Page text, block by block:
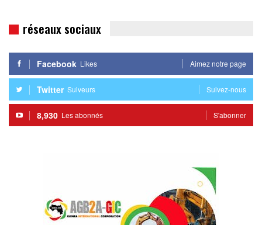
réseaux sociaux
Facebook Likes Aimez notre page
Twitter Suiveurs Suivez-nous
8,930 Les abonnés S'abonner